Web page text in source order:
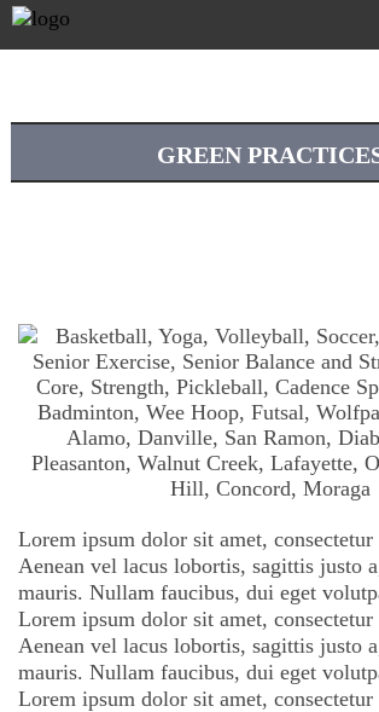
GREEN
Lorem ipsum dolor sit amet,
Aenean vel lacus lobortis, sagittis justo
mauris. Nullam faucibus, dui eget
Lorem ipsum dolor sit amet,
Aenean vel lacus lobortis, sagittis justo
mauris. Nullam faucibus, dui eget
Lorem ipsum dolor sit amet,